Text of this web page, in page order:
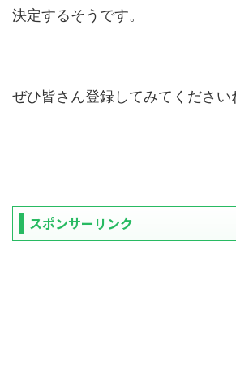
決定するそうです。
ぜひ皆さん登録してみてください
スポンサーリンク